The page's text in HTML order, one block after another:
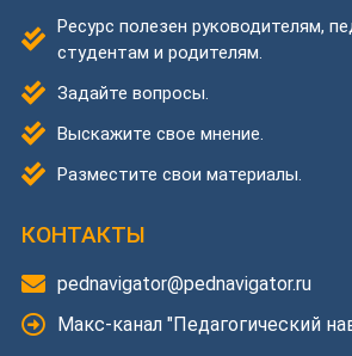
Ресурс полезен руководителям,
студентам и родителям.
Задайте вопросы.
Выскажите свое мнение.
Разместите свои материалы.
КОНТАКТЫ
pednavigator@pednavigator.ru
Макс-канал "Педагогический